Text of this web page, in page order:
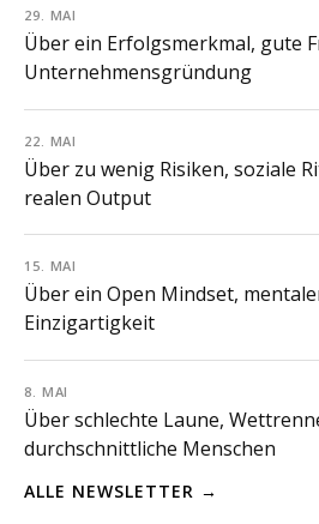
29. MAI
Über ein Erfolgsmerkmal, gute
Unternehmensgründung
22. MAI
Über zu wenig Risiken, soziale
realen Output
15. MAI
Über ein Open Mindset,
Einzigartigkeit
8. MAI
Über schlechte Laune,
durchschnittliche Menschen
ALLE NEWSLETTER →